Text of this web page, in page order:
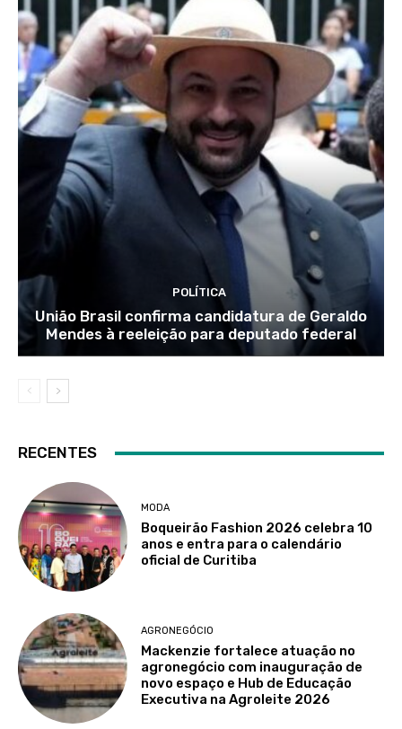
POLÍTICA
União Brasil confirma candidatura de Geraldo
Mendes à reeleição para deputado federal
RECENTES
MODA
Boqueirão Fashion 2026 celebra 10
anos e entra para o calendário
oficial de Curitiba
AGRONEGÓCIO
Mackenzie fortalece atuação no
agronegócio com inauguração de
novo espaço e Hub de Educação
Executiva na Agroleite 2026